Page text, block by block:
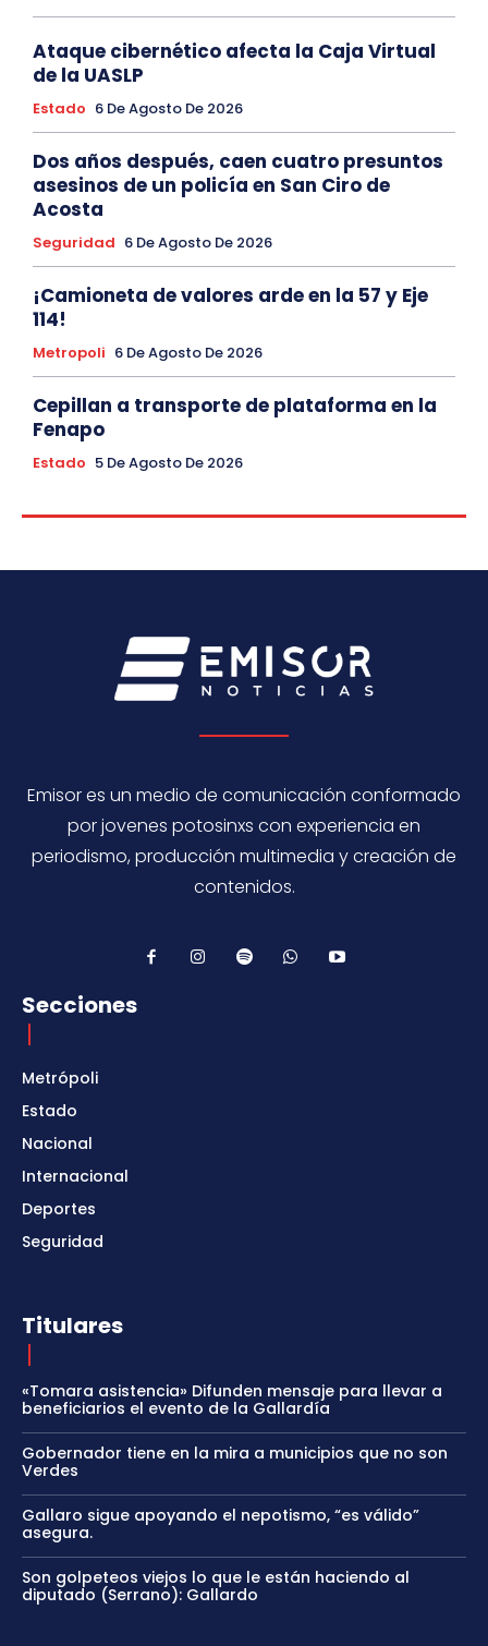
Ataque cibernético afecta la Caja Virtual
de la UASLP
Estado 6 De Agosto De 2026
Dos años después, caen cuatro presuntos
asesinos de un policía en San Ciro de
Acosta
Seguridad 6 De Agosto De 2026
¡Camioneta de valores arde en la 57 y Eje
114!
Metropoli 6 De Agosto De 2026
Cepillan a transporte de plataforma en la
Fenapo
Estado 5 De Agosto De 2026
Emisor es un medio de comunicación conformado
por jovenes potosinxs con experiencia en
periodismo, producción multimedia y creación de
contenidos.
Secciones
Metrópoli
Estado
Nacional
Internacional
Deportes
Seguridad
Titulares
«Tomara asistencia» Difunden mensaje para llevar a
beneficiarios el evento de la Gallardía
Gobernador tiene en la mira a municipios que no son
Verdes
Gallaro sigue apoyando el nepotismo, “es válido”
asegura.
Son golpeteos viejos lo que le están haciendo al
diputado (Serrano): Gallardo